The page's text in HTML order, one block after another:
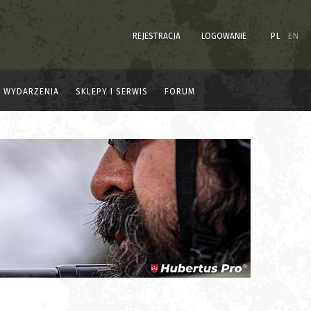
REJESTRACJA LOGOWANIE PL EN
WYDARZENIA SKLEPY I SERWIS FORUM